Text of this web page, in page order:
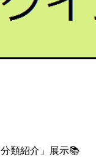
類紹介」展示📚